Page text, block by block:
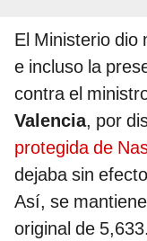
El Ministerio dio
e incluso la
contra el
Valencia, por
protegida de
dejaba sin
Así, se
original de